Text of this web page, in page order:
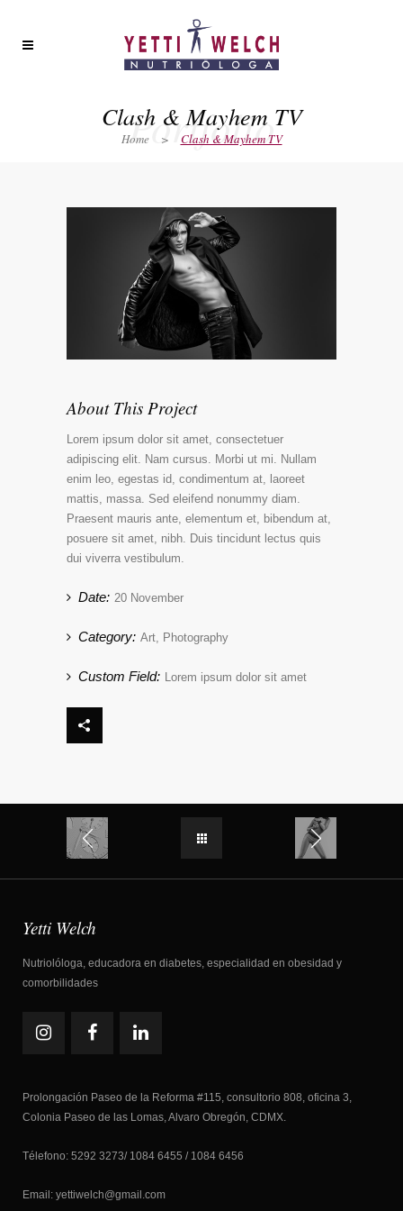
Portfolio
Clash & Mayhem TV
Home > Clash & Mayhem TV
About This Project
Lorem ipsum dolor sit amet, consectetuer
adipiscing elit. Nam cursus. Morbi ut mi. Nullam
enim leo, egestas id, condimentum at, laoreet
mattis, massa. Sed eleifend nonummy diam.
Praesent mauris ante, elementum et, bibendum at,
posuere sit amet, nibh. Duis tincidunt lectus quis
dui viverra vestibulum.
Date: 20 November
Category: Art, Photography
Custom Field: Lorem ipsum dolor sit amet
Yetti Welch
Nutriolóloga, educadora en diabetes, especialidad en obesidad y
comorbilidades
Prolongación Paseo de la Reforma #115, consultorio 808, oficina 3,
Colonia Paseo de las Lomas, Alvaro Obregón, CDMX.
Télefono: 5292 3273/ 1084 6455 / 1084 6456
Email: yettiwelch@gmail.com